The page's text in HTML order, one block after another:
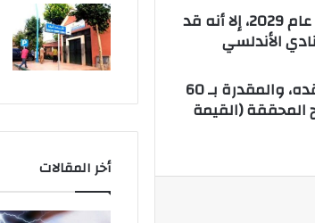
وحسب “لا راثون”، فإنه بالرغم من ارتباط الزلزولي بعقد مع ريال بيتيس يمتد حتى عام 2029، إلا أنه قد
الأندلسي
وأشارت الصحيفة إلى أن هذا المبلغ يظل أقل من قيمة الشرط الجزائي لفسخ عقده، والمقدرة بـ 60
من قيمة الأرباح المحققة (القيمة
أخر المقالات